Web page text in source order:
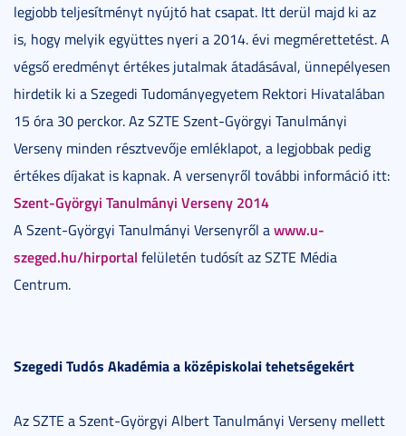
legjobb teljesítményt nyújtó hat csapat. Itt derül majd ki az
is, hogy melyik együttes nyeri a 2014. évi megmérettetést. A
végső eredményt értékes jutalmak átadásával, ünnepélyesen
hirdetik ki a Szegedi Tudományegyetem Rektori Hivatalában
15 óra 30 perckor. Az SZTE Szent-Györgyi Tanulmányi
Verseny minden résztvevője emléklapot, a legjobbak pedig
értékes díjakat is kapnak. A versenyről további információ itt:
Szent-Györgyi Tanulmányi Verseny 2014
A Szent-Györgyi Tanulmányi Versenyről awww.u-
szeged.hu/hirportal felületén tudósít az SZTE Média
Centrum.
Szegedi Tudós Akadémia a középiskolai tehetségekért
Az SZTE a Szent-Györgyi Albert Tanulmányi Verseny mellett